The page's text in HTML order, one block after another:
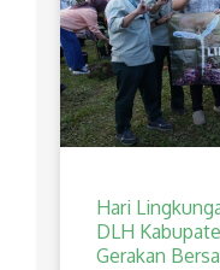
Hari
DLH
Gerakan